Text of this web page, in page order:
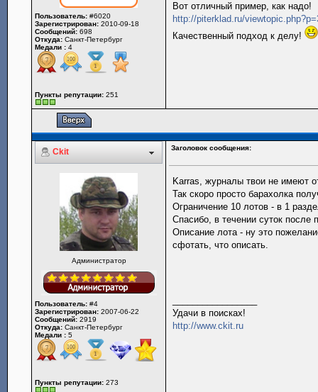
Пользователь: #6020
Зарегистрирован: 2010-09-18
Сообщений: 698
Откуда: Санкт-Петербург
Медали : 4
Пункты репутации: 251
Вот отличный пример, как надо!
http://piterklad.ru/
Качественный подход к делу!
Ckit Заголовок сообщения:
Администратор
Пользователь: #4
Зарегистрирован: 2007-06-22
Сообщений: 2919
Откуда: Санкт-Петербург
Медали : 5
Пункты репутации: 273
Karras, журналы твои не имеют
Так скоро просто барахолка
Ограничение 10 лотов - в 1
Спасибо, в течении суток после
Описание лота - ну это
сфотать, что описать.
Удачи в поисках!
http://www.ckit.ru